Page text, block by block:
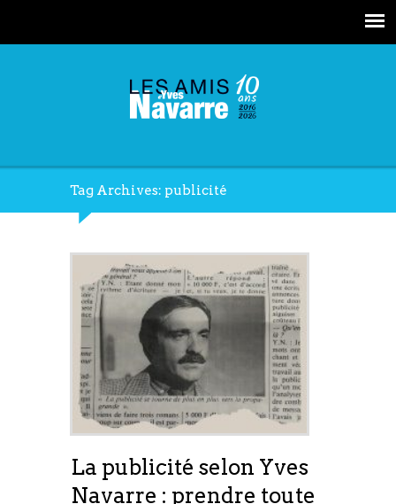
Tag Archives: publicité
La publicité selon Yves
Navarre : prendre toute